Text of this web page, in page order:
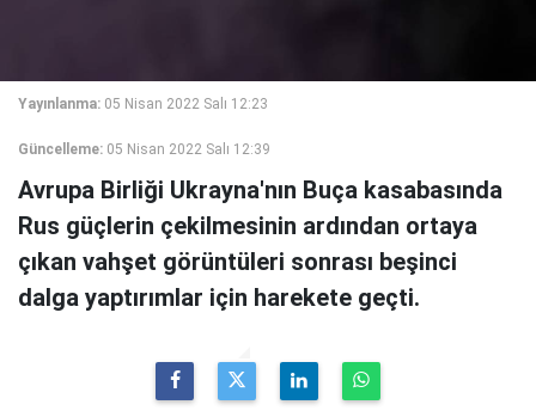
Yayınlanma: 05 Nisan 2022 Salı 12:23
Güncelleme: 05 Nisan 2022 Salı 12:39
Avrupa Birliği Ukrayna'nın Buça kasabasında
Rus güçlerin çekilmesinin ardından ortaya
çıkan vahşet görüntüleri sonrası beşinci
dalga yaptırımlar için harekete geçti.